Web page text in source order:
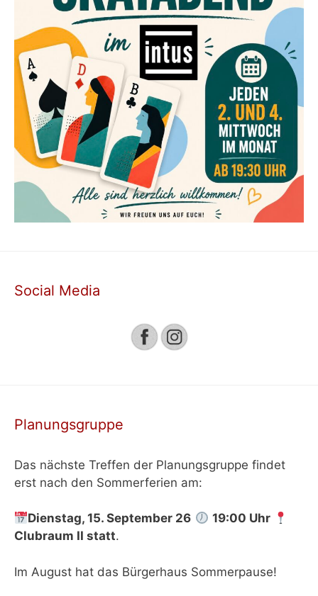
Social Media
Planungsgruppe
Das nächste Treffen der Planungsgruppe findet
erst nach den Sommerferien am:
Dienstag, 15. September 26
19:00 Uhr
Clubraum II statt.
Im August hat das Bürgerhaus Sommerpause!